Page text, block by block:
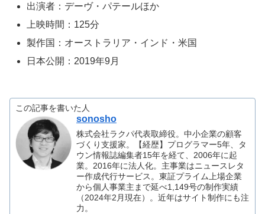
出演者：デーヴ・パテールほか
上映時間：125分
製作国：オーストラリア・インド・米国
日本公開：2019年9月
この記事を書いた人
sonosho
株式会社ラクパ代表取締役。中小企業の顧客
づくり支援家。【経歴】プログラマー5年、タ
ウン情報誌編集者15年を経て、2006年に起
業。2016年に法人化。主事業はニュースレタ
ー作成代行サービス。東証プライム上場企業
から個人事業主まで延べ1,149号の制作実績
（2024年2月現在）。近年はサイト制作にも注
力。